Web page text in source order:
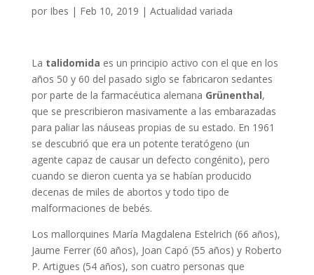
por Ibes | Feb 10, 2019 | Actualidad variada
La talidomida es un principio activo con el que en los
años 50 y 60 del pasado siglo se fabricaron sedantes
por parte de la farmacéutica alemana Grünenthal,
que se prescribieron masivamente a las embarazadas
para paliar las náuseas propias de su estado. En 1961
se descubrió que era un potente teratógeno (un
agente capaz de causar un defecto congénito), pero
cuando se dieron cuenta ya se habían producido
decenas de miles de abortos y todo tipo de
malformaciones de bebés.
Los mallorquines María Magdalena Estelrich (66 años),
Jaume Ferrer (60 años), Joan Capó (55 años) y Roberto
P. Artigues (54 años), son cuatro personas que